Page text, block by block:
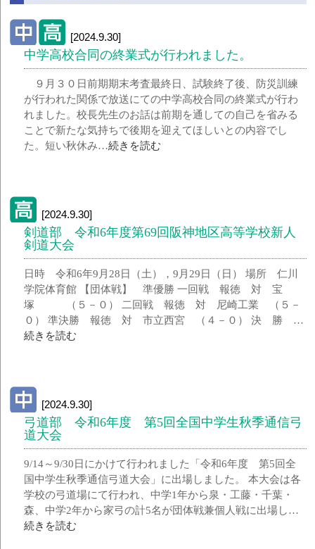
[2024.9.30]
中学高校合同の終業式が行われました。
９月３０日前期期末考査最終日、試験終了後、防災訓練
が行われた関係で放送にての中学高校合同の終業式が行わ
れました。校長先生のお話は前期を通しての自己を省みる
ことで新たな気持ちで後期を迎えてほしいとの内容でし
た。短い秋休み…続きを読む
[2024.9.30]
剣道部 令和6年度第69回阪神地区高等学校新人
剣道大会
日時 令和6年9月28日（土），9月29日（日） 場所 仁川
学院体育館 【団体戦】 準優勝 一回戦 報徳 対 宝
塚 （５－０） 二回戦 報徳 対 尼崎工業 （５－
０） 準決勝 報徳 対 市立西宮 （４－０） 決 勝 …
続きを読む
[2024.9.30]
弓道部 令和6年度 第5回全国中学生秋季通信弓
道大会
9/14～9/30日にかけて行われました「令和6年度 第5回全
国中学生秋季通信弓道大会」に出場しました。 本大会は各
学校の弓道場にて行われ、中学1年から泉・工藤・千葉・
森、中学2年から家弓の計5名が団体戦兼個人戦に出場し…
続きを読む